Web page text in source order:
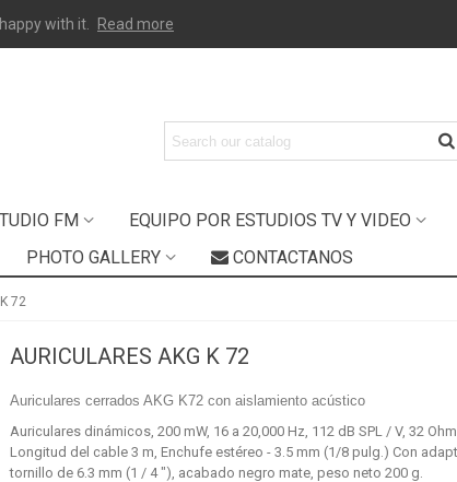
with it. Read more
FM EQUIPO POR ESTUDIOS TV Y VIDEO
PHOTO GALLERY CONTACTANOS
72
AURICULARES AKG K 72
Auriculares cerrados AKG K72 con aislamiento acústico
Auriculares dinámicos, 200 mW, 16 a 20,000 Hz, 112 dB SPL / V, 32
Longitud del cable 3 m, Enchufe estéreo - 3.5 mm (1/8 pulg.) Con
tornillo de 6.3 mm (1 / 4 "), acabado negro mate, peso neto 200 g.